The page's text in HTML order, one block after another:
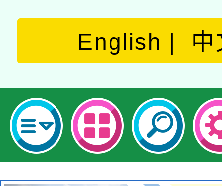
English 中